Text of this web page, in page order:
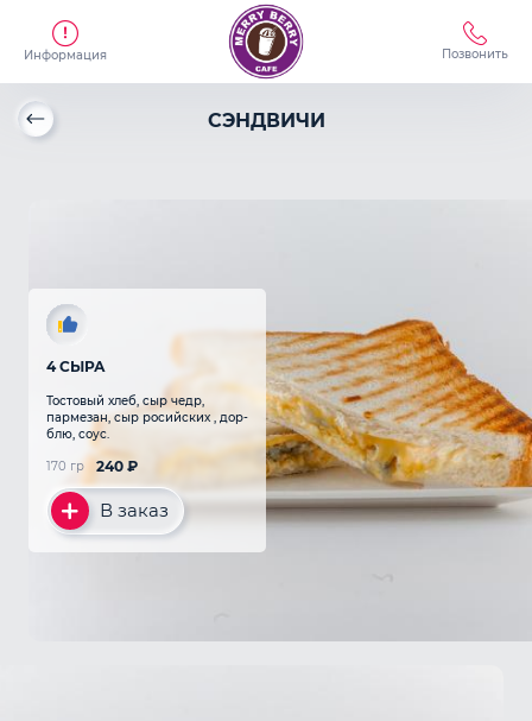
Информация Позвонить
СЭНДВИЧИ
4 СЫРА
Тостовый хлеб, сыр чедр,
пармезан, сыр росийских , дор-
блю, соус.
240 ₽
170 гр
В заказ